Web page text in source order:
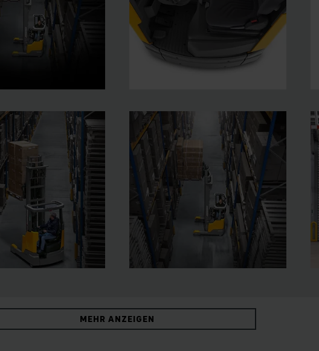
MEHR ANZEIGEN